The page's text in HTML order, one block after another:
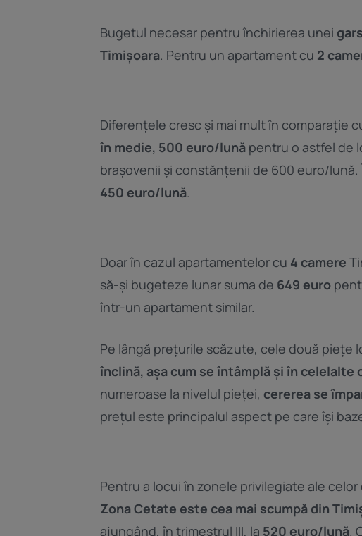
Bugetul necesar pentru închirierea unei
Timișoara. Pentru un apartament cu 2
Diferențele cresc și mai mult în comparație
în medie, 500 euro/lună pentru o astfel de
brașovenii și constănțenii de 600 euro/lună.
450 euro/lună.
Doar în cazul apartamentelor cu 4 camere
să-și bugeteze lunar suma de 649 euro
într-un apartament similar.
Pe lângă prețurile scăzute, cele două piețe
înclină, așa cum se întâmplă și în celelalte
numeroase la nivelul pieței, cererea se
prețul este principalul aspect pe care își
Pentru a locui în zonele privilegiate ale
Zona Cetate este cea mai scumpă din
ajungând, în trimestrul III, la 520 euro/lună.